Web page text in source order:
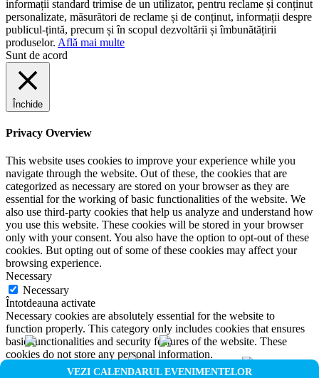
VEZI CALENDARUL EVENIMENTELOR
informații standard trimise de un utilizator, pentru reclame și conținut
personalizate, măsurători de reclame și de conținut, informații despre
publicul-țintă, precum și în scopul dezvoltării și îmbunătățirii
produselor. Află mai multe
Sunt de acord
Închide
Privacy Overview
This website uses cookies to improve your experience while you
navigate through the website. Out of these, the cookies that are
categorized as necessary are stored on your browser as they are
essential for the working of basic functionalities of the website. We
also use third-party cookies that help us analyze and understand how
you use this website. These cookies will be stored in your browser
only with your consent. You also have the option to opt-out of these
cookies. But opting out of some of these cookies may affect your
browsing experience.
Necessary
Necessary
Întotdeauna activate
Necessary cookies are absolutely essential for the website to
function properly. This category only includes cookies that ensures
basic functionalities and security features of the website. These
cookies do not store any personal information.
Non-necessary